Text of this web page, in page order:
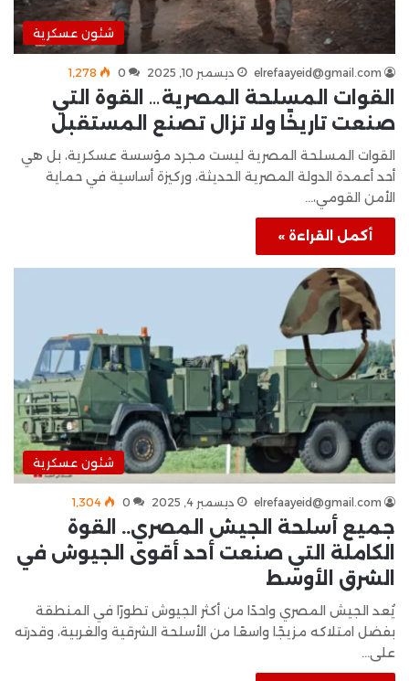
شئون عسكرية
elrefaayeid@gmail.com ديسمبر 10, 2025 0 1٬278
القوات المسلحة المصرية… القوة التي
صنعت تاريخًا ولا تزال تصنع المستقبل
القوات المسلحة المصرية ليست مجرد مؤسسة عسكرية، بل هي
أحد أعمدة الدولة المصرية الحديثة، وركيزة أساسية في حماية
الأمن القومي،…
أكمل القراءة »
شئون عسكرية
elrefaayeid@gmail.com ديسمبر 4, 2025 0 1٬304
جميع أسلحة الجيش المصري.. القوة
الكاملة التي صنعت أحد أقوى الجيوش في
الشرق الأوسط
يُعد الجيش المصري واحدًا من أكثر الجيوش تطورًا في المنطقة
بفضل امتلاكه مزيجًا واسعًا من الأسلحة الشرقية والغربية، وقدرته
على…